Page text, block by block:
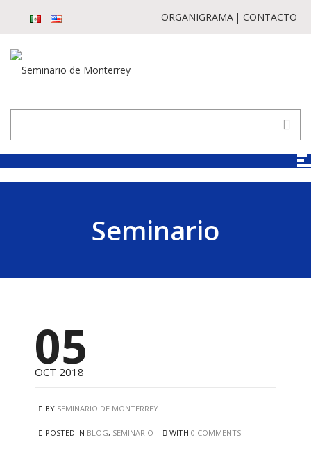
ORGANIGRAMA CONTACTO
Seminario
05
OCT 2018
BY SEMINARIO DE MONTERREY
POSTED IN BLOG, SEMINARIO WITH 0 COMMENTS